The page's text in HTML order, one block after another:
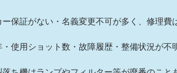
保証がない・名義変更不可が多く、修理費
使用ショット数・故障履歴・整備状況が不